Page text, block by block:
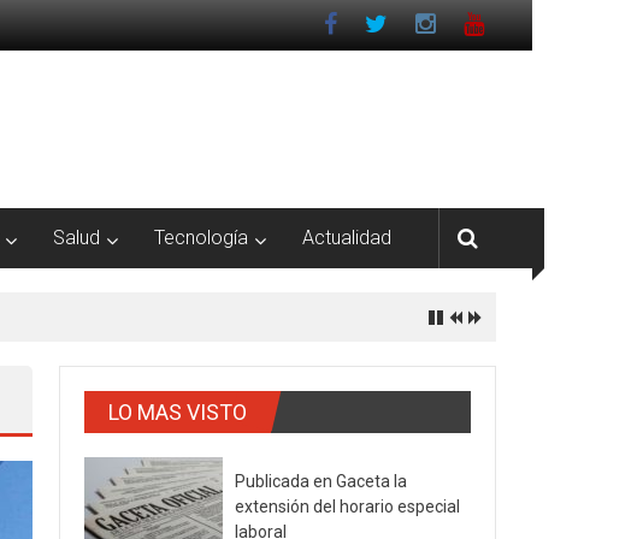
Salud Tecnología Actualidad
LO MAS VISTO
Publicada en Gaceta la
extensión del horario especial
laboral